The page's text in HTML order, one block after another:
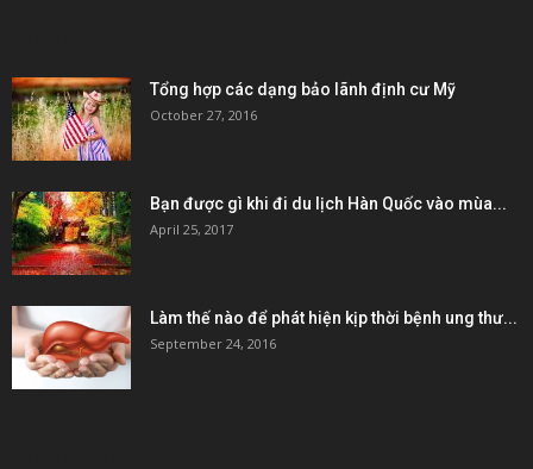
Tổng hợp các dạng bảo lãnh định cư Mỹ
October 27, 2016
Bạn được gì khi đi du lịch Hàn Quốc vào mùa...
April 25, 2017
Làm thế nào để phát hiện kịp thời bệnh ung thư...
September 24, 2016